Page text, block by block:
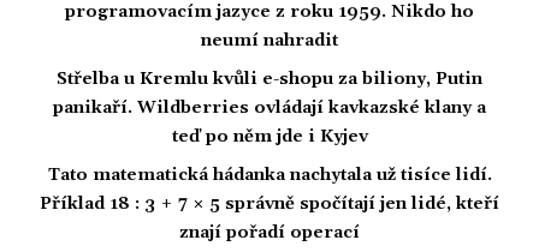
programovacím jazyce z roku 1959. Nikdo ho
neumí nahradit
Střelba u Kremlu kvůli e-shopu za biliony, Putin
panikaří. Wildberries ovládají kavkazské klany a
teď po něm jde i Kyjev
Tato matematická hádanka nachytala už tisíce lidí.
Příklad 18 : 3 + 7 × 5 správně spočítají jen lidé, kteří
znají pořadí operací